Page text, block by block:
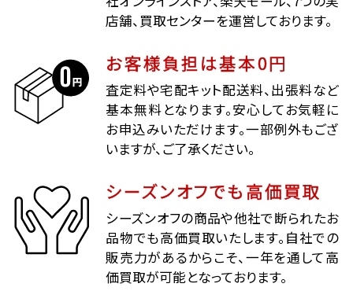
店舗、買取センターを運営しております。
お客様負担は基本0円
査定料や宅配キット配送料、出張料など
基本無料となります。安心してお気軽に
お申込みいただけます。一部例外もござ
いますが、ご了承ください。
シーズンオフでも高価買取
シーズンオフの商品や他社で断られたお
品物でも高価買取いたします。自社での
販売力があるからこそ、一年を通して高
価買取が可能となっております。